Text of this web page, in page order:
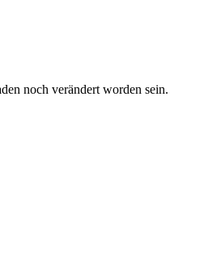
noch verändert worden sein.